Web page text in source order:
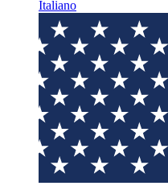
Italiano